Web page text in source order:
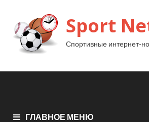
Sport
Спортивные интернет-
ГЛАВНОЕ МЕНЮ